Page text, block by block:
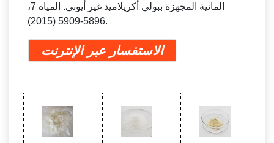
المائية المجهزة ببولي أكريلاميد غير أيوني. المياه 7،
5896-5909 (2015).
الاستفسار عبر الإنترنت